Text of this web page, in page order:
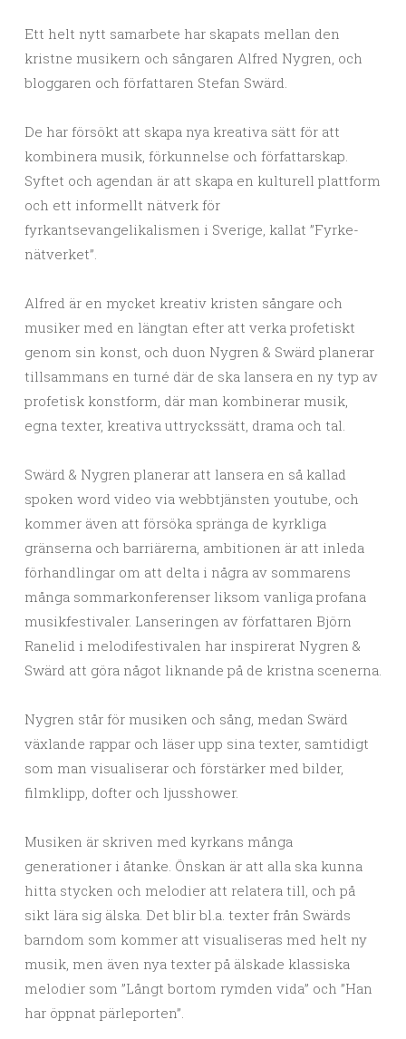
Ett helt nytt samarbete har skapats mellan den
kristne musikern och sångaren Alfred Nygren, och
bloggaren och författaren Stefan Swärd.
De har försökt att skapa nya kreativa sätt för att
kombinera musik, förkunnelse och författarskap.
Syftet och agendan är att skapa en kulturell plattform
och ett informellt nätverk för
fyrkantsevangelikalismen i Sverige, kallat ”Fyrke-
nätverket”.
Alfred är en mycket kreativ kristen sångare och
musiker med en längtan efter att verka profetiskt
genom sin konst, och duon Nygren & Swärd planerar
tillsammans en turné där de ska lansera en ny typ av
profetisk konstform, där man kombinerar musik,
egna texter, kreativa uttryckssätt, drama och tal.
Swärd & Nygren planerar att lansera en så kallad
spoken word video via webbtjänsten youtube, och
kommer även att försöka spränga de kyrkliga
gränserna och barriärerna, ambitionen är att inleda
förhandlingar om att delta i några av sommarens
många sommarkonferenser liksom vanliga profana
musikfestivaler. Lanseringen av författaren Björn
Ranelid i melodifestivalen har inspirerat Nygren &
Swärd att göra något liknande på de kristna scenerna.
Nygren står för musiken och sång, medan Swärd
växlande rappar och läser upp sina texter, samtidigt
som man visualiserar och förstärker med bilder,
filmklipp, dofter och ljusshower.
Musiken är skriven med kyrkans många
generationer i åtanke. Önskan är att alla ska kunna
hitta stycken och melodier att relatera till, och på
sikt lära sig älska. Det blir bl.a. texter från Swärds
barndom som kommer att visualiseras med helt ny
musik, men även nya texter på älskade klassiska
melodier som ”Långt bortom rymden vida” och ”Han
har öppnat pärleporten”.